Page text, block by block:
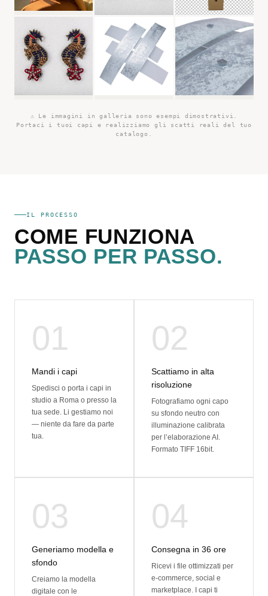
⚠ Le immagini in galleria sono esempi dimostrativi.
Portaci i tuoi capi e realizziamo gli scatti reali del tuo
catalogo.
IL PROCESSO
COME FUNZIONA
PASSO PER PASSO.
01
Mandi i capi
Spedisci o porta i capi in
studio a Roma o presso la
tua sede. Li gestiamo noi
— niente da fare da parte
tua.
02
Scattiamo in alta
risoluzione
Fotografiamo ogni capo
su sfondo neutro con
illuminazione calibrata
per l’elaborazione AI.
Formato TIFF 16bit.
03
Generiamo modella e
sfondo
Creiamo la modella
digitale con le
04
Consegna in 36 ore
Ricevi i file ottimizzati per
e-commerce, social e
marketplace. I capi ti